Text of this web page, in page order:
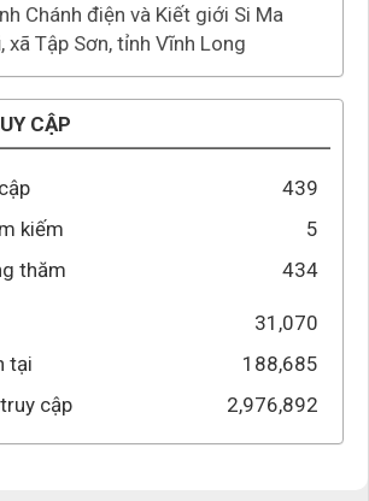
Chánh điện và Kiết giới Si Ma
xã Tập Sơn, tỉnh Vĩnh Long
CẬP
439
kiếm
5
thăm
434
31,070
tại
188,685
cập
2,976,892